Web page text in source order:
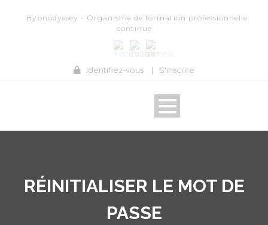
Hypnodyssey - Organisme de formation professionnelle
continue
Identifiez-vous | S'inscrire
RÉINITIALISER LE MOT DE
PASSE